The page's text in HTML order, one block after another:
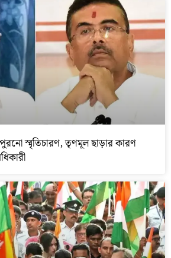
স্মৃতিচারণ, তৃণমূল ছাড়ার কারণ